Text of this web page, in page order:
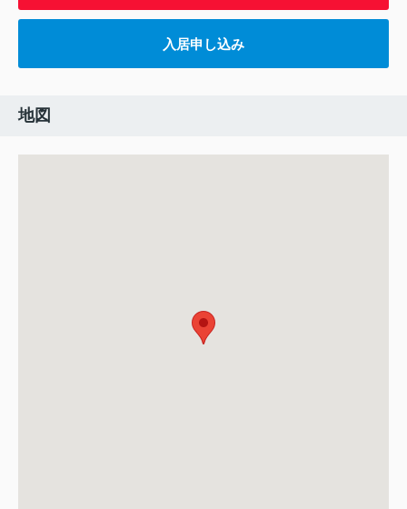
入居申し込み
地図